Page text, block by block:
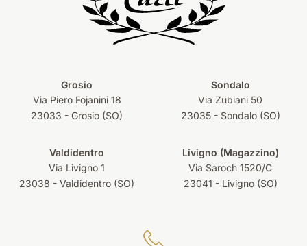
Grosio
Via Piero Fojanini 18
23033 - Grosio (SO)
Sondalo
Via Zubiani 50
23035 - Sondalo (SO)
Valdidentro
Via Livigno 1
23038 - Valdidentro (SO)
Livigno (Magazzino)
Via Saroch 1520/C
23041 - Livigno (SO)